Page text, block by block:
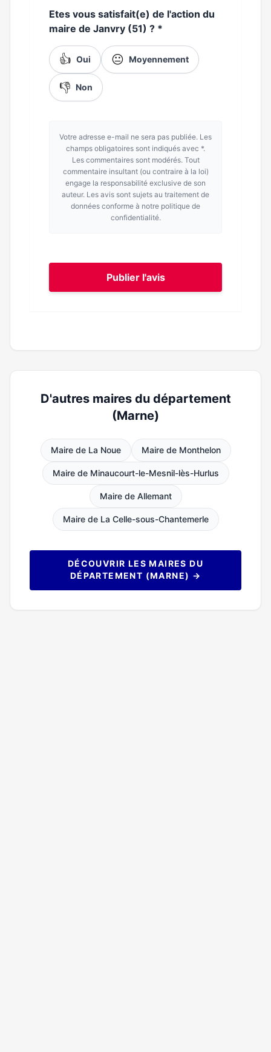
Etes vous satisfait(e) de l'action du
maire de Janvry (51) ? *
👍 Oui 😐 Moyennement
👎 Non
Votre adresse e-mail ne sera pas publiée. Les
champs obligatoires sont indiqués avec *.
Les commentaires sont modérés. Tout
commentaire insultant (ou contraire à la loi)
engage la responsabilité exclusive de son
auteur. Les avis sont sujets au traitement de
données conforme à notre politique de
confidentialité.
Publier l'avis
D'autres maires du département
(Marne)
Maire de La Noue Maire de Monthelon
Maire de Minaucourt-le-Mesnil-lès-Hurlus
Maire de Allemant
Maire de La Celle-sous-Chantemerle
DÉCOUVRIR LES MAIRES DU
DÉPARTEMENT (MARNE) →